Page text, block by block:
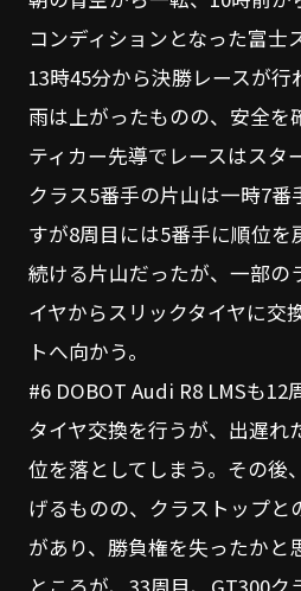
コンディションとなった富士
13時45分から決勝レースが行
雨は上がったものの、安全を
ティカー先導でレースはスタ
クラス5番手の片山は一時7
すが8周目には5番手に順位を
続ける片山だったが、一部の
イヤからスリックタイヤに交
トへ向かう。
#6 DOBOT Audi R8 LMSも12
タイヤ交換を行うが、出遅れ
位を落としてしまう。その後
げるものの、クラストップと
があり、勝負権を失ったかと